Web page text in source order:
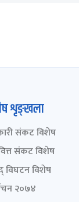
शृङ्खला
संकट विशेष
संकट विशेष
विघटन विशेष
२०७४